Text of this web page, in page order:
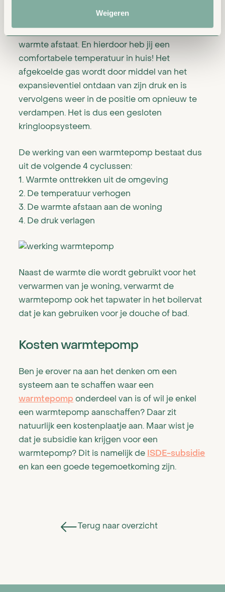
Weigeren
van het cv-circuit (meestal vloerverwarming)
warmte afstaat. En hierdoor heb jij een
comfortabele temperatuur in huis! Het
afgekoelde gas wordt door middel van het
expansieventiel ontdaan van zijn druk en is
vervolgens weer in de positie om opnieuw te
verdampen. Het is dus een gesloten
kringloopsysteem.
De werking van een warmtepomp bestaat dus
uit de volgende 4 cyclussen:
1. Warmte onttrekken uit de omgeving
2. De temperatuur verhogen
3. De warmte afstaan aan de woning
4. De druk verlagen
Naast de warmte die wordt gebruikt voor het
verwarmen van je woning, verwarmt de
warmtepomp ook het tapwater in het boilervat
dat je kan gebruiken voor je douche of bad.
Kosten warmtepomp
Ben je erover na aan het denken om een
systeem aan te schaffen waar een
warmtepomp onderdeel van is of wil je enkel
een warmtepomp aanschaffen? Daar zit
natuurlijk een kostenplaatje aan. Maar wist je
dat je subsidie kan krijgen voor een
warmtepomp? Dit is namelijk de
ISDE-subsidie
en kan een goede tegemoetkoming zijn.
Terug naar overzicht